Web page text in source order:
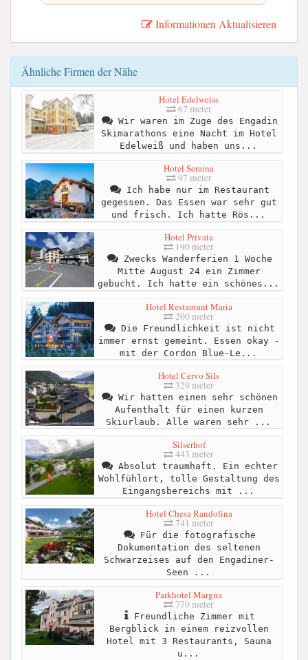
Informationen Aktualisieren
Ähnliche Firmen der Nähe
Hotel Edelweiss
67 meter
Wir waren im Zuge des Engadin
Skimarathons eine Nacht im Hotel
Edelweiß und haben uns...
Hotel Seraina
97 meter
Ich habe nur im Restaurant
gegessen. Das Essen war sehr gut
und frisch. Ich hatte Rös...
Hotel Privata
190 meter
Zwecks Wanderferien 1 Woche
Mitte August 24 ein Zimmer
gebucht. Ich hatte ein schönes...
Hotel Restaurant Maria
200 meter
Die Freundlichkeit ist nicht
immer ernst gemeint. Essen okay -
mit der Cordon Blue-Le...
Hotel Cervo Sils
329 meter
Wir hatten einen sehr schönen
Aufenthalt für einen kurzen
Skiurlaub. Alle waren sehr ...
Silserhof
443 meter
Absolut traumhaft. Ein echter
Wohlfühlort, tolle Gestaltung des
Eingangsbereichs mit ...
Hotel Chesa Randolina
741 meter
Für die fotografische
Dokumentation des seltenen
Schwarzeises auf den Engadiner-
Seen ...
Parkhotel Margna
770 meter
Freundliche Zimmer mit
Bergblick in einem reizvollen
Hotel mit 3 Restaurants, Sauna
u...